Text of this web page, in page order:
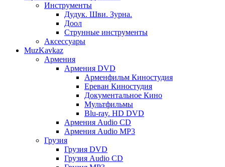
Инструменты
Дудук. Шви. Зурна.
Доол
Струнные инструменты
Аксессуары
MuzKavkaz
Армения
Армения DVD
Арменфильм Киностудия
Ереван Киностудия
Документальное Кино
Мультфильмы
Blu-ray. HD DVD
Армения Audio CD
Армения Audio MP3
Грузия
Грузия DVD
Грузия Audio CD